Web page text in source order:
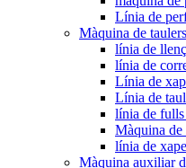
Línia de
Màquina de
línia de
línia de
Línia de
Línia de
línia de fulls
Màquina de
línia de
Màquina auxiliar